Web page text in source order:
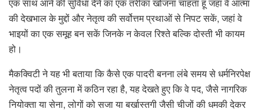
एक साथ आने की सुविधा देने का एक तरीका खोजना चाहता हूं जहां वे आत्मा
की देखभाल के मुद्दों और नेतृत्व की सर्वोत्तम प्रथाओं से निपट सकें, जहां वे
भाइयों का एक समूह बन सकें जिनके न केवल रिश्ते बल्कि दोस्ती भी कायम
हो।
मैकक्विटी ने यह भी बताया कि कैसे एक पादरी बनना लंबे समय से धर्मनिरपेक्ष
नेतृत्व पदों की तुलना में कठिन रहा है, यह देखते हुए कि वे पद, जैसे नागरिक
नियोक्ता या सेना, लोगों को सजा या बर्खास्तगी जैसी चीजों की धमकी देकर